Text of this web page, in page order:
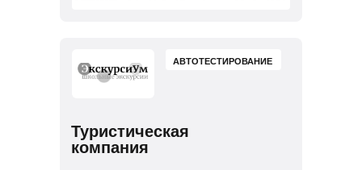
Туристическая
компания
АВТОТЕСТИРОВАНИЕ